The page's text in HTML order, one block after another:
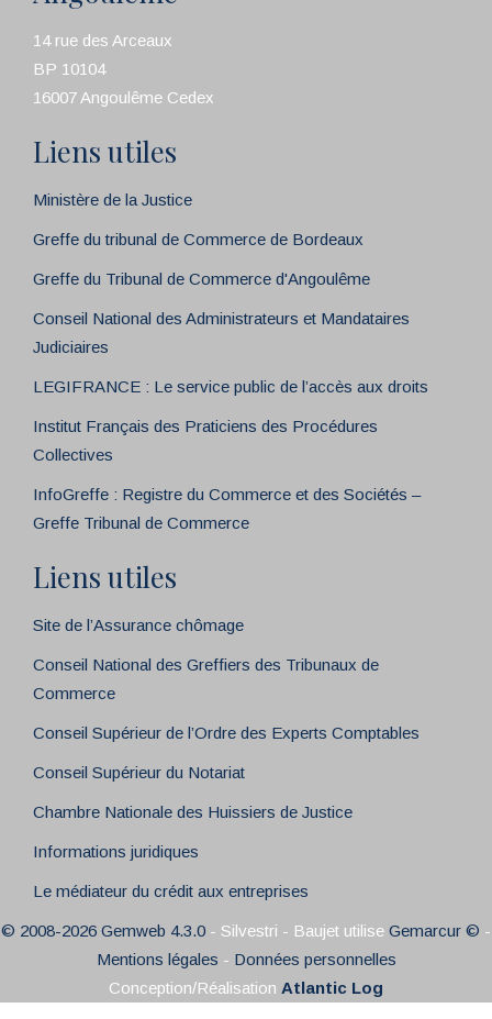
14 rue des Arceaux
BP 10104
16007 Angoulême Cedex
Liens utiles
Ministère de la Justice
Greffe du tribunal de Commerce de Bordeaux
Greffe du Tribunal de Commerce d'Angoulême
Conseil National des Administrateurs et Mandataires
Judiciaires
LEGIFRANCE : Le service public de l’accès aux droits
Institut Français des Praticiens des Procédures
Collectives
InfoGreffe : Registre du Commerce et des Sociétés –
Greffe Tribunal de Commerce
Liens utiles
Site de l’Assurance chômage
Conseil National des Greffiers des Tribunaux de
Commerce
Conseil Supérieur de l’Ordre des Experts Comptables
Conseil Supérieur du Notariat
Chambre Nationale des Huissiers de Justice
Informations juridiques
Le médiateur du crédit aux entreprises
© 2008-2026 Gemweb 4.3.0 - Silvestri - Baujet utilise Gemarcur © -
Mentions légales - Données personnelles
Conception/Réalisation Atlantic Log